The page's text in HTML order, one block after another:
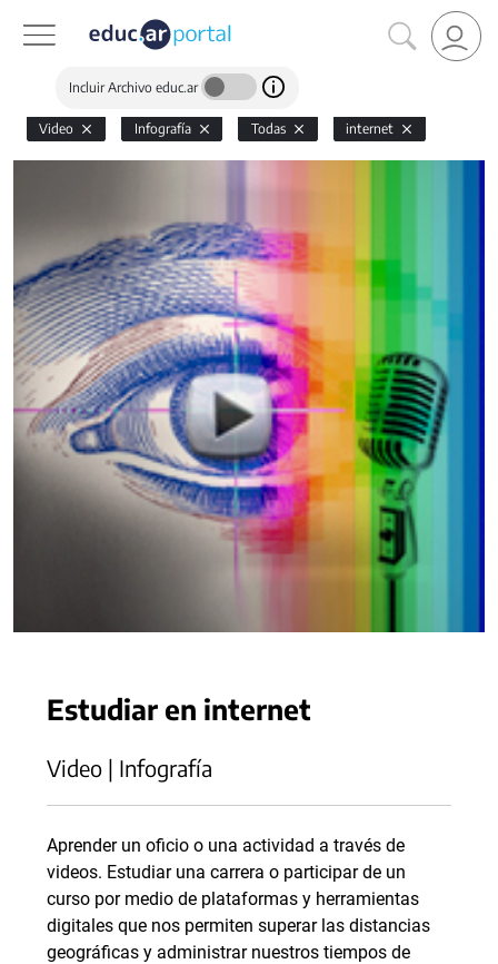
Incluir Archivo educ.ar
Video Infografía Todas internet
Estudiar en internet
Video | Infografía
Aprender un oficio o una actividad a través de
videos. Estudiar una carrera o participar de un
curso por medio de plataformas y herramientas
digitales que nos permiten superar las distancias
geográficas y administrar nuestros tiempos de